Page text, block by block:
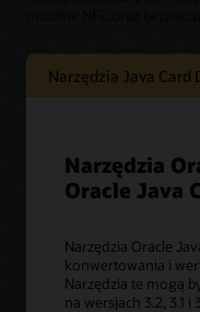
Narzędzia Java Card
Narzędzia
Oracle Java
Narzędzia Oracle
konwertowania i
Narzędzia te mogą
na wersjach 3.2, 3.1 i